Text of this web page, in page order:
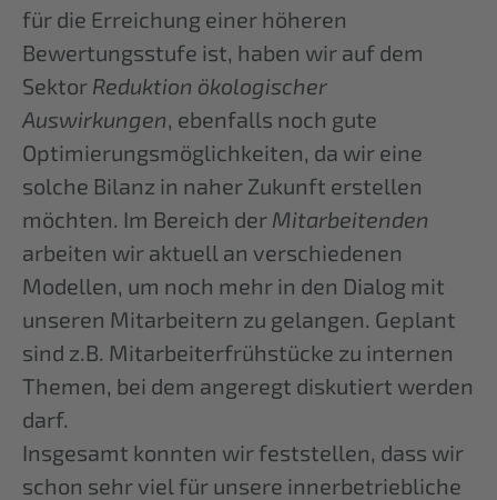
für die Erreichung einer höheren
Bewertungsstufe ist, haben wir auf dem
Sektor Reduktion ökologischer
Auswirkungen , ebenfalls noch gute
Optimierungsmöglichkeiten, da wir eine
solche Bilanz in naher Zukunft erstellen
möchten. Im Bereich der Mitarbeitenden
arbeiten wir aktuell an verschiedenen
Modellen, um noch mehr in den Dialog mit
unseren Mitarbeitern zu gelangen. Geplant
sind z.B. Mitarbeiterfrühstücke zu internen
Themen, bei dem angeregt diskutiert werden
darf.
Insgesamt konnten wir feststellen, dass wir
schon sehr viel für unsere innerbetriebliche